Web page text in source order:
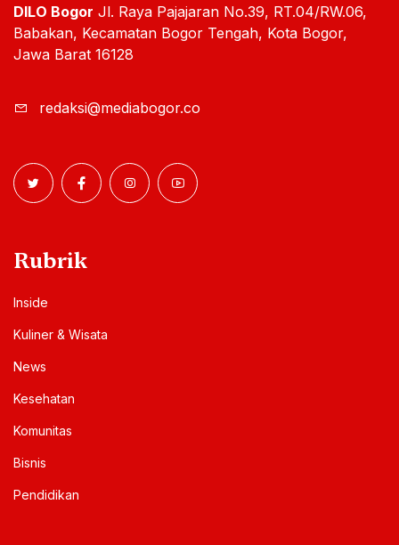
DILO Bogor Jl. Raya Pajajaran No.39, RT.04/RW.06,
Babakan, Kecamatan Bogor Tengah, Kota Bogor,
Jawa Barat 16128
redaksi@mediabogor.co
Rubrik
Inside
Kuliner & Wisata
News
Kesehatan
Komunitas
Bisnis
Pendidikan